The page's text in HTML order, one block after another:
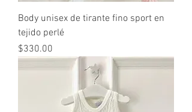
Body unisex de tirante fino sport en
tejido perlé
Precio
$330.00